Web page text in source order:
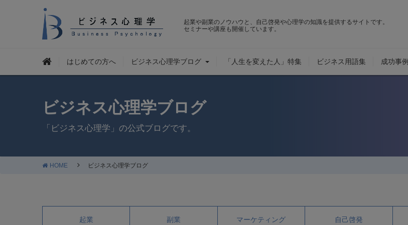
起業や副業のノウハウと、自己啓発や心理学の知識を提供するサイトです。
セミナーや講座も開催しています。
はじめての方へ ビジネス心理学ブログ 「人生を変えた人」特集 ビジネス用語集 成功事例
ビジネス心理学ブログ
「ビジネス心理学」の公式ブログです。
HOME ビジネス心理学ブログ
起業 副業 マーケティング 自己啓発